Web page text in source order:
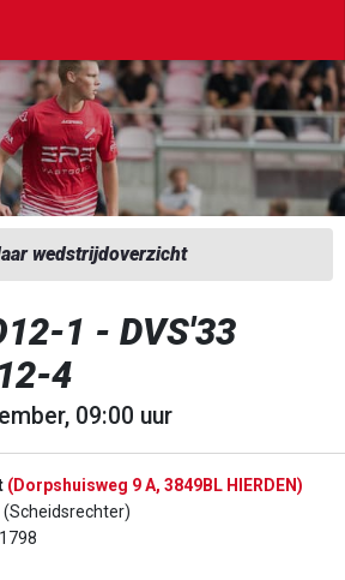
wedstrijdoverzicht
1 - DVS'33
4
09:00 uur
(Dorpshuisweg 9 A, 3849BL HIERDEN)